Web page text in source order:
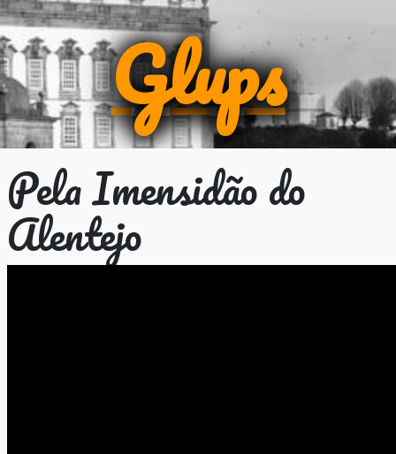
Glups
Pela Imensidão do
Alentejo